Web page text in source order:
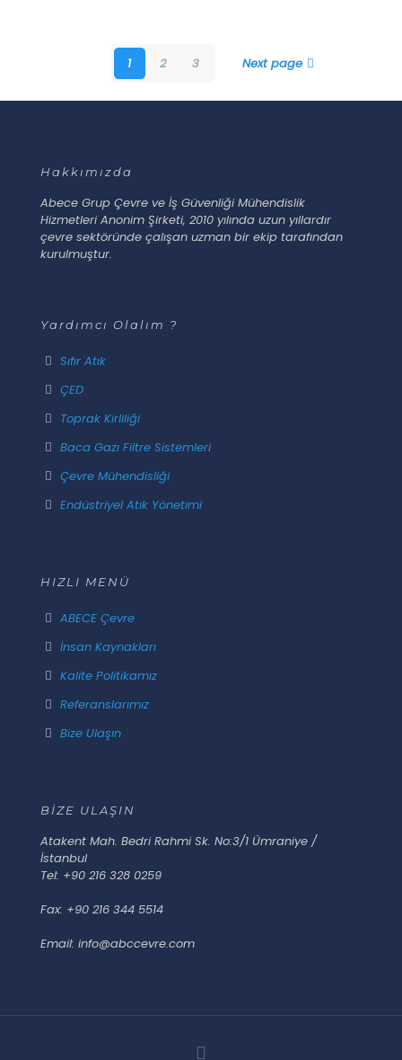
1 2 3 Next page
Hakkımızda
Abece Grup Çevre ve İş Güvenliği Mühendislik
Hizmetleri Anonim Şirketi, 2010 yılında uzun yıllardır
çevre sektöründe çalışan uzman bir ekip tarafından
kurulmuştur.
Yardımcı Olalım ?
Sıfır Atık
ÇED
Toprak Kirliliği
Baca Gazı Filtre Sistemleri
Çevre Mühendisliği
Endüstriyel Atık Yönetimi
HIZLI MENÜ
ABECE Çevre
İnsan Kaynakları
Kalite Politikamız
Referanslarımız
Bize Ulaşın
BİZE ULAŞIN
Atakent Mah. Bedri Rahmi Sk. No:3/1 Ümraniye /
İstanbul
Tel: +90 216 328 0259
Fax: +90 216 344 5514
Email: info@abccevre.com